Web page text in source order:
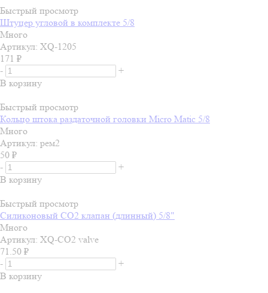
Быстрый просмотр
Штуцер угловой в комплекте 5/8
Много
Артикул: XQ-1205
171 ₽
-
+
В корзину
Быстрый просмотр
Кольцо штока раздаточной головки Micro Matic 5/8
Много
Артикул: рем2
50 ₽
-
+
В корзину
Быстрый просмотр
Силиконовый СО2 клапан (длинный) 5/8"
Много
Артикул: XQ-CO2 valve
71.50 ₽
-
+
В корзину